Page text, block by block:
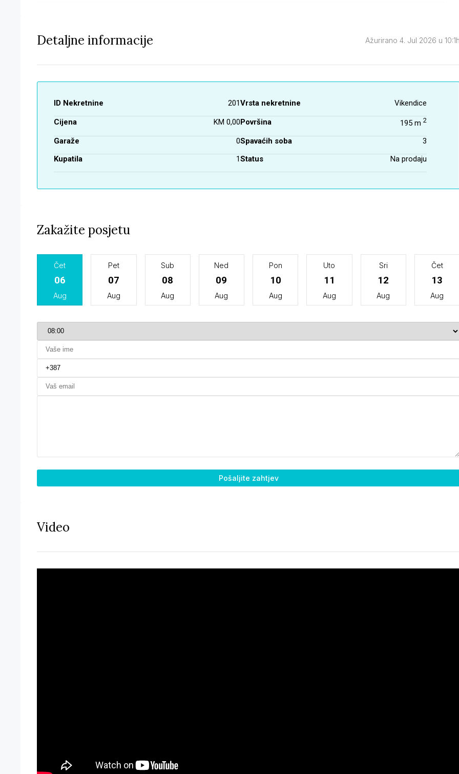
Detaljne informacije Ažurirano 4. Jul 2026 u 10:1h
ID Nekretnine 201Vrsta nekretnine Vikendice
Cijena KM 0,00Površina 195 m 2
Garaže 0Spavaćih soba
3
Kupatila
1Status Na prodaju
Zakažite posjetu
Čet
06
Aug
Pet
07
Aug
Sub
08
Aug
Ned
09
Aug
Pon
10
Aug
Uto
11
Aug
Sri
12
Aug
Čet
13
Aug
Pošaljite zahtjev
Video